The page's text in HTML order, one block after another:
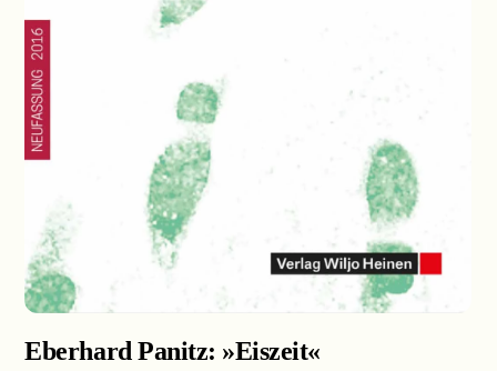
Eberhard Panitz: »Eiszeit«